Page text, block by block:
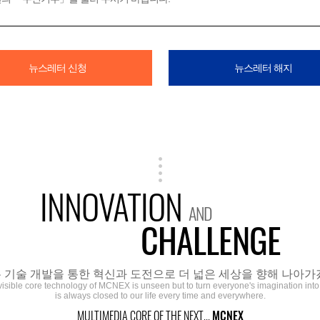
뉴스레터 신청 뉴스레터 해지
INNOVATION AND
CHALLENGE
기술 개발을 통한 혁신과 도전으로 더 넓은 세상을 향해 나아가
core technology of MCNEX is unseen but to turn everyone's imagination
is always closed to our life every time and everywhere.
MULTIMEDIA CORE OF THE NEXT...MCNEX